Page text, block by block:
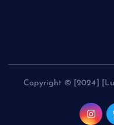
Copyright © [2024]